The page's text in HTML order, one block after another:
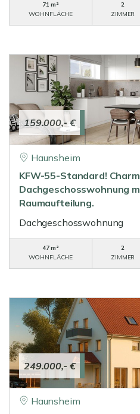
71 m²
WOHNFLÄCHE
2
ZIMMER
159.000,- €
Haunsheim
KFW-55-Standard!
Dachgeschosswohnung
Raumaufteilung.
Dachgeschosswohnung
47 m²
WOHNFLÄCHE
2
ZIMMER
249.000,- €
Haunsheim